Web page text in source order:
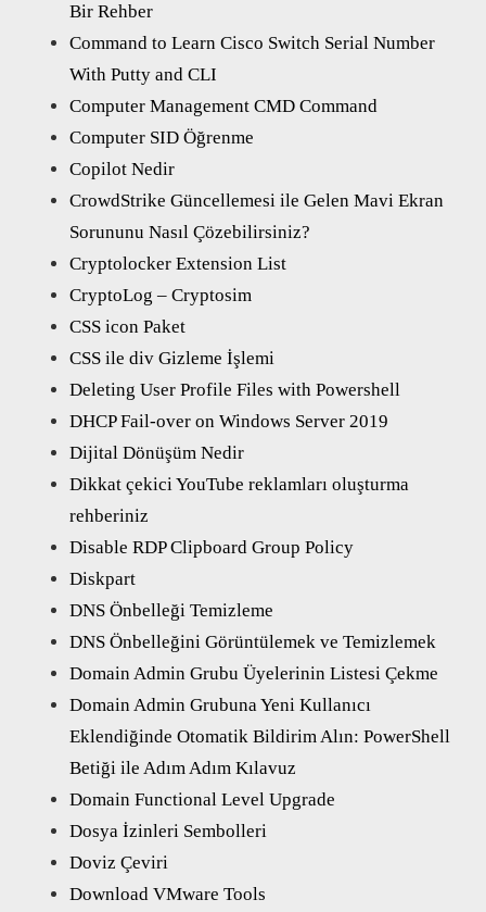
Bir Rehber
Command to Learn Cisco Switch Serial Number
With Putty and CLI
Computer Management CMD Command
Computer SID Öğrenme
Copilot Nedir
CrowdStrike Güncellemesi ile Gelen Mavi Ekran
Sorununu Nasıl Çözebilirsiniz?
Cryptolocker Extension List
CryptoLog – Cryptosim
CSS icon Paket
CSS ile div Gizleme İşlemi
Deleting User Profile Files with Powershell
DHCP Fail-over on Windows Server 2019
Dijital Dönüşüm Nedir
Dikkat çekici YouTube reklamları oluşturma
rehberiniz
Disable RDP Clipboard Group Policy
Diskpart
DNS Önbelleği Temizleme
DNS Önbelleğini Görüntülemek ve Temizlemek
Domain Admin Grubu Üyelerinin Listesi Çekme
Domain Admin Grubuna Yeni Kullanıcı
Eklendiğinde Otomatik Bildirim Alın: PowerShell
Betiği ile Adım Adım Kılavuz
Domain Functional Level Upgrade
Dosya İzinleri Sembolleri
Doviz Çeviri
Download VMware Tools